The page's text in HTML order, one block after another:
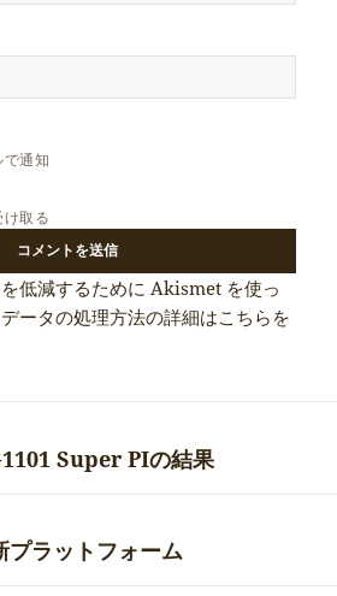
通知
取る
低減するために Akismet を使っ
ータの処理方法の詳細はこちらを
Super PIの結果
ラットフォーム